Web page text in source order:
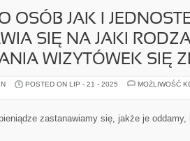
OSÓB JAK I
SIĘ NA JAKI
WIZYTÓWEK SIĘ
POSTED ON LIP - 21 - 2025
MOŻLIWOŚĆ
zastanawiamy się, jakże je oddamy,